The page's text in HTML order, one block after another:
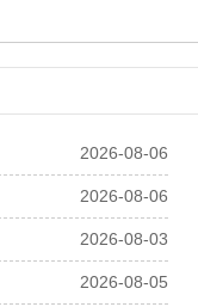
2026-08-06
2026-08-06
2026-08-03
2026-08-05